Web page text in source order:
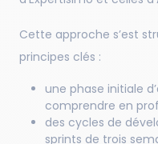
Cette approche s’est
principes clés :
une phase initiale
comprendre en
des cycles de
sprints de trois